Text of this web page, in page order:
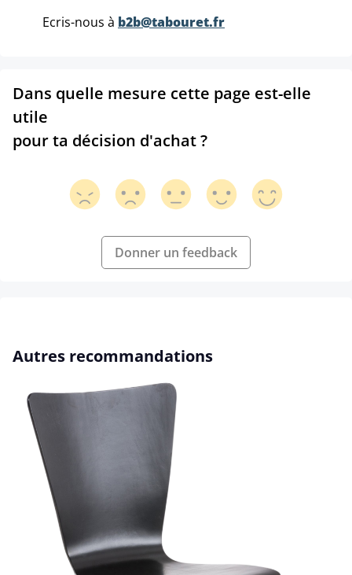
Ecris-nous à b2b@tabouret.fr
Dans quelle mesure cette page est-elle
utile
pour ta décision d'achat ?
Donner un feedback
Ignorer la galerie de produits
Autres recommandations